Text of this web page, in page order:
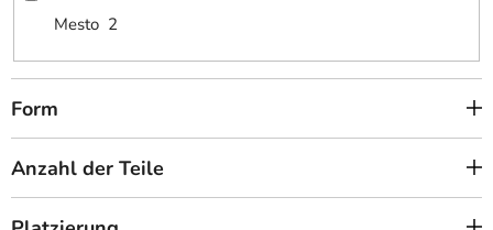
Mesto 2
Form
Anzahl der Teile